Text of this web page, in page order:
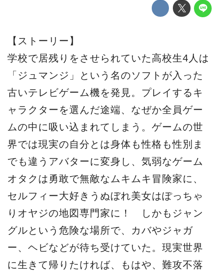
【ストーリー】
学校で居残りをさせられていた高校生4人は
「ジュマンジ」という名のソフトが入った
古いテレビゲーム機を発見。プレイするキ
ャラクターを選んだ途端、なぜか全員ゲー
ムの中に吸い込まれてしまう。ゲームの世
界では現実の自分とは身体も性格も性別ま
でも違うアバターに変身し、気弱なゲーム
オタクは勇敢で無敵なムキムキ冒険家に、
セルフィー大好きうぬぼれ美女はぽっちゃ
りオヤジの地図専門家に！ しかもジャン
グルという危険な場所で、カバやジャガ
ー、ヘビなどが待ち受けていた。現実世界
に生きて帰りたければ、もはや、難攻不落